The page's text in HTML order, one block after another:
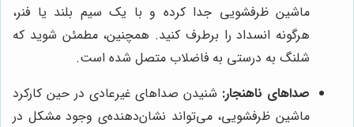
ماشین ظرفشویی جدا کرده و با یک سیم بلند یا فنر،
هرگونه انسداد را برطرف کنید. همچنین، مطمئن شوید که
شلنگ به درستی به فاضلاب متصل شده است.
صداهای ناهنجار: شنیدن صداهای غیرعادی در حین کارکرد
ماشین ظرفشویی، می‌تواند نشان‌دهنده‌ی وجود مشکل در